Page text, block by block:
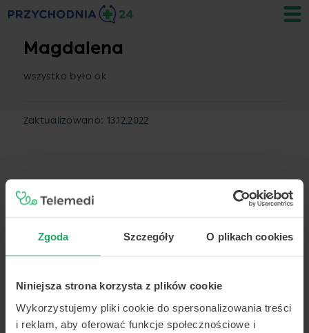
Zgoda Szczegóły O plikach cookies
Niniejsza strona korzysta z plików cookie
Wykorzystujemy pliki cookie do spersonalizowania treści
i reklam, aby oferować funkcje społecznościowe i
Magdalena
wszystko było ok
Zaktualizowano: 13.12.2022